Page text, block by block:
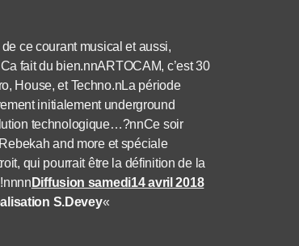
ce courant musical et aussi,
fait du bien.nnARTOCAM, c’est 30
House, et Techno.nLa période
initialement underground
technologique…?nnCe soir
and more et spéciale
qui pourrait être la définition de la
Diffusion samedi14 avril 2018
S.Devey«